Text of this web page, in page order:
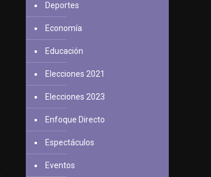
Deportes
Economía
Educación
Elecciones 2021
Elecciones 2023
Enfoque Directo
Espectáculos
Eventos